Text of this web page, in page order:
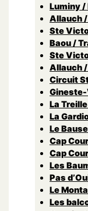
Luminy /
Allauch
Ste
Baou /
Ste
Allauch
Circuit
Gineste-
La
La
Le
Cap
Cap
Les
Pas
Le
Les